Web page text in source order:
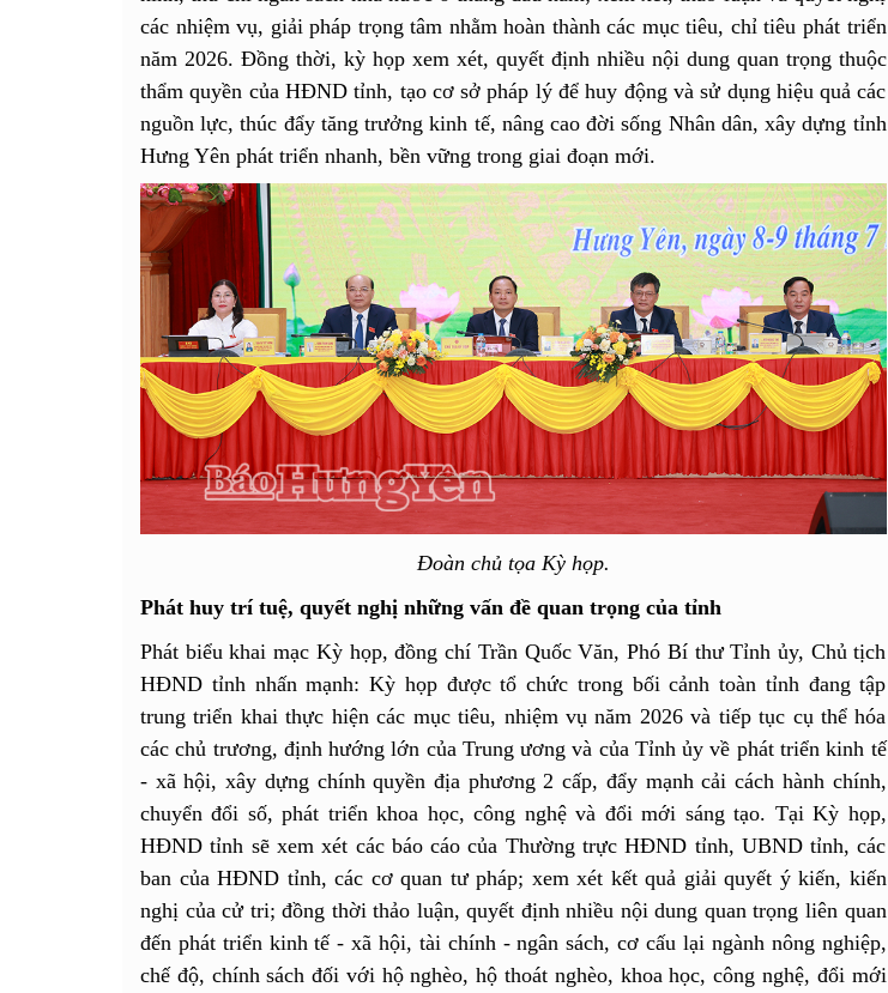
các nhiệm vụ, giải pháp trọng tâm nhằm hoàn thành các mục tiêu, chỉ tiêu phát triển
năm 2026. Đồng thời, kỳ họp xem xét, quyết định nhiều nội dung quan trọng thuộc
thẩm quyền của HĐND tỉnh, tạo cơ sở pháp lý để huy động và sử dụng hiệu quả các
nguồn lực, thúc đẩy tăng trưởng kinh tế, nâng cao đời sống Nhân dân, xây dựng tỉnh
Hưng Yên phát triển nhanh, bền vững trong giai đoạn mới.
Đoàn chủ tọa Kỳ họp.
Phát huy trí tuệ, quyết nghị những vấn đề quan trọng của tỉnh
Phát biểu khai mạc Kỳ họp, đồng chí Trần Quốc Văn, Phó Bí thư Tỉnh ủy, Chủ tịch
HĐND tỉnh nhấn mạnh: Kỳ họp được tổ chức trong bối cảnh toàn tỉnh đang tập
trung triển khai thực hiện các mục tiêu, nhiệm vụ năm 2026 và tiếp tục cụ thể hóa
các chủ trương, định hướng lớn của Trung ương và của Tỉnh ủy về phát triển kinh tế
- xã hội, xây dựng chính quyền địa phương 2 cấp, đẩy mạnh cải cách hành chính,
chuyển đổi số, phát triển khoa học, công nghệ và đổi mới sáng tạo. Tại Kỳ họp,
HĐND tỉnh sẽ xem xét các báo cáo của Thường trực HĐND tỉnh, UBND tỉnh, các
ban của HĐND tỉnh, các cơ quan tư pháp; xem xét kết quả giải quyết ý kiến, kiến
nghị của cử tri; đồng thời thảo luận, quyết định nhiều nội dung quan trọng liên quan
đến phát triển kinh tế - xã hội, tài chính - ngân sách, cơ cấu lại ngành nông nghiệp,
chế độ, chính sách đối với hộ nghèo, hộ thoát nghèo, khoa học, công nghệ, đổi mới